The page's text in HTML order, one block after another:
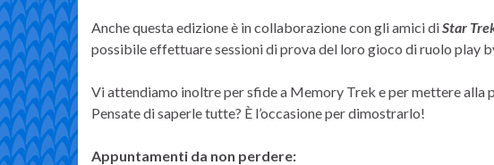
Anche questa edizione è in collaborazione con gli amici diStar
possibile effettuare sessioni di prova del loro gioco di ruolo play
Vi attendiamo inoltre per sfide a Memory Trek e per mettere alla
Pensate di saperle tutte? È l’occasione per dimostrarlo!
Appuntamenti da non perdere: